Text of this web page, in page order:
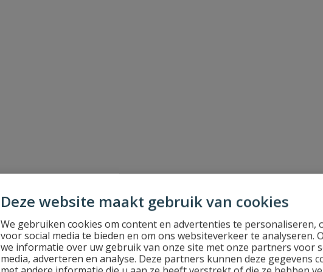
Deze website maakt gebruik van cookies
We gebruiken cookies om content en advertenties te personaliseren,
voor social media te bieden en om ons websiteverkeer te analyseren.
we informatie over uw gebruik van onze site met onze partners voor
media, adverteren en analyse. Deze partners kunnen deze gegevens